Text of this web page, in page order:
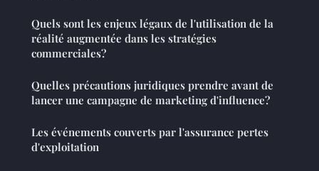
Quels sont les enjeux légaux de l'utilisation de la
réalité augmentée dans les stratégies
commerciales?
Quelles précautions juridiques prendre avant de
lancer une campagne de marketing d'influence?
Les événements couverts par l'assurance pertes
d'exploitation